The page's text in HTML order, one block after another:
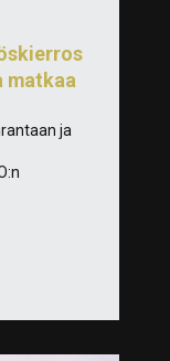
matkaa
ja